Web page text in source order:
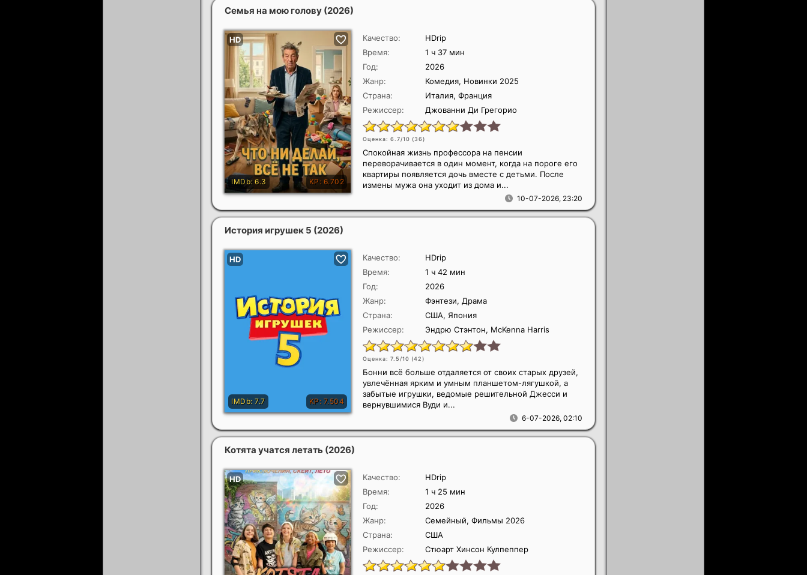
Семья на мою голову (2026)
Качество:
HDrip
Время:
1 ч 37 мин
Год:
2026
Жанр:
Комедия, Новинки 2025
Страна:
Италия, Франция
Режиссер:
Джованни Ди Грегорио
Оценка: 6.7/10 (36)
10-07-2026, 23:20
Спокойная жизнь профессора на пенсии
переворачивается в один момент, когда на пороге его
квартиры появляется дочь вместе с детьми. После
измены мужа она уходит из дома и...
История игрушек 5 (2026)
Качество:
HDrip
Время:
1 ч 42 мин
Год:
2026
Жанр:
Фэнтези, Драма
Страна:
США, Япония
Режиссер:
Эндрю Стэнтон, McKenna Harris
Оценка: 7.5/10 (42)
6-07-2026, 02:10
Бонни всё больше отдаляется от своих старых друзей,
увлечённая ярким и умным планшетом-лягушкой, а
забытые игрушки, ведомые решительной Джесси и
вернувшимися Вуди и...
Котята учатся летать (2026)
Качество:
HDrip
Время:
1 ч 25 мин
Год:
2026
Жанр:
Семейный, Фильмы 2026
Страна:
США
Режиссер:
Стюарт Хинсон Кулпеппер